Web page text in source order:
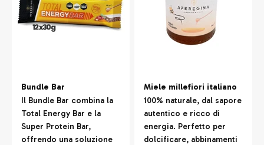
Bundle Bar
Il Bundle Bar combina la
Total Energy Bar e la
Super Protein Bar,
offrendo una soluzione
Miele millefiori italiano
100% naturale, dal sapore
autentico e ricco di
energia. Perfetto per
dolcificare, abbinamenti